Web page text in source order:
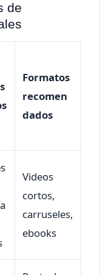
de
Formatos
recomen
dados
Videos
cortos,
carruseles,
ebooks